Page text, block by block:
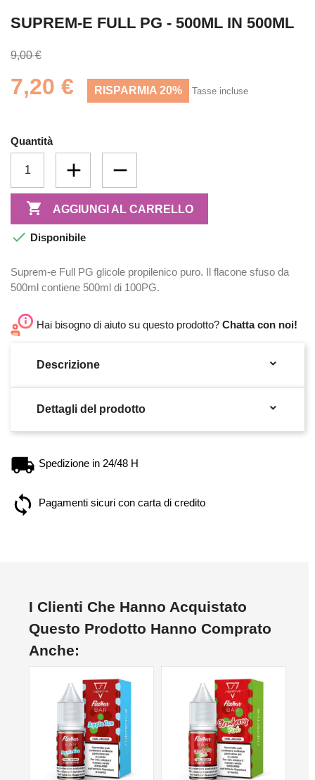
SUPREM-E FULL PG - 500ML IN 500ML
9,00 €
7,20 € RISPARMIA 20% Tasse incluse
Quantità
 AGGIUNGI AL CARRELLO
 Disponibile
Suprem-e Full PG glicole propilenico puro. Il flacone sfuso da
500ml contiene 500ml di 100PG.
Hai bisogno di aiuto su questo prodotto? Chatta con noi!
Descrizione 
Dettagli del prodotto 
Spedizione in 24/48 H
Pagamenti sicuri con carta di credito
I Clienti Che Hanno Acquistato
Questo Prodotto Hanno Comprato
Anche: